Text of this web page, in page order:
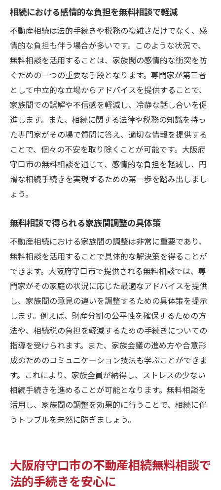
相続における感情的な負担を無料相談で軽減
不動産相続は法的手続きや税務の複雑さだけでなく、感
情的な負担も伴う場合が多いです。このような状況で、
無料相談を活用することは、家族間の感情的な衝突を防
ぐための一つの重要な手段となります。専門家が第三者
として中立的な立場からアドバイスを提供することで、
家族間での誤解や不信感を軽減し、冷静な話し合いを促
進します。また、相続に関する法律や税務の知識を持っ
た専門家がその場で質問に答え、適切な情報を提供する
ことで、個々の不安を取り除くことが可能です。大阪府
守口市の無料相談を通じて、感情的な負担を軽減し、円
滑な相続手続きを実現するための第一歩を踏み出しまし
ょう。
無料相談で得られる家族間調整の具体策
不動産相続における家族間の調整は非常に重要であり、
無料相談を活用することで具体的な解決策を得ることが
できます。大阪府守口市で提供される無料相談では、専
門家がその家庭の状況に応じた最適なアドバイスを提供
し、家族間の意見の違いを調整するための具体策を提示
します。例えば、財産分割の公平性を確保するための方
法や、相続税の負担を軽減するための手続きについての
指導を受けられます。また、家族会議の進め方や合意形
成のためのコミュニケーション技法も学ぶことができま
す。これにより、家族全員が納得し、ストレスの少ない
相続手続きを進めることが可能となります。無料相談を
活用し、家族間の調整を効果的に行うことで、相続に伴
うトラブルを未然に防ぎましょう。
大阪府守口市の不動産相続無料相談で
法的手続きを安心に